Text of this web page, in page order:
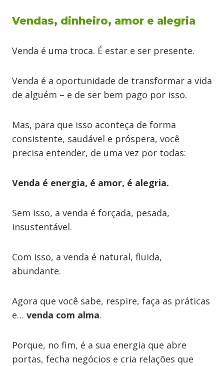
Vendas, dinheiro, amor e alegria
Venda é uma troca. É estar e ser presente.
Venda é a oportunidade de transformar a vida
de alguém – e de ser bem pago por isso.
Mas, para que isso aconteça de forma
consistente, saudável e próspera, você
precisa entender, de uma vez por todas:
Venda é energia, é amor, é alegria.
Sem isso, a venda é forçada, pesada,
insustentável.
Com isso, a venda é natural, fluida,
abundante.
Agora que você sabe, respire, faça as práticas
e… venda com alma.
Porque, no fim, é a sua energia que abre
portas, fecha negócios e cria relações que